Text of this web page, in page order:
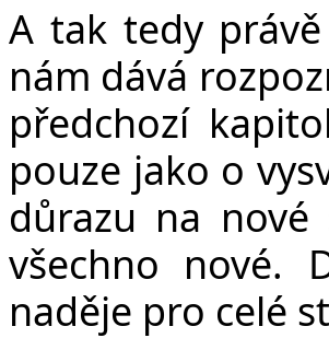
A tak tedy
nám dává
předchozí
pouze jako o
důrazu na
všechno nové.
naděje pro celé